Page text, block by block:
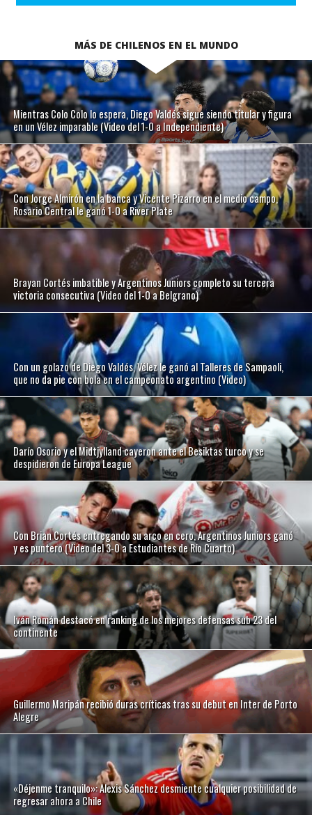
MÁS DE CHILENOS EN EL MUNDO
Mientras Colo Colo lo espera, Diego Valdés sigue siendo titular y figura
en un Vélez imparable (Video del 1-0 a Independiente)
Con Jorge Almirón en la banca y Vicente Pizarro en el medio campo,
Rosario Central le ganó 1-0 a River Plate
Brayan Cortés imbatible y Argentinos Juniors completo su tercera
victoria consecutiva (Video del 1-0 a Belgrano)
Con un golazo de Diego Valdés, Vélez le ganó al Talleres de Sampaoli,
que no da pie con bola en el campeonato argentino (Video)
Darío Osorio y el Midtjylland cayeron ante el Besiktas turco y se
despidieron de Europa League
Con Brian Cortés entregando su arco en cero, Argentinos Juniors ganó
y es puntero (Video del 3-0 a Estudiantes de Río Cuarto)
Iván Román destacó en ranking de los mejores defensas sub 23 del
continente
Guillermo Maripán recibió duras críticas tras su debut en Inter de Porto
Alegre
«Déjenme tranquilo»: Alexis Sánchez desmiente cualquier posibilidad de
regresar ahora a Chile